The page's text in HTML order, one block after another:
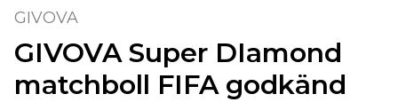
GIVOVA
GIVOVA Super DIamond
matchboll FIFA godkänd